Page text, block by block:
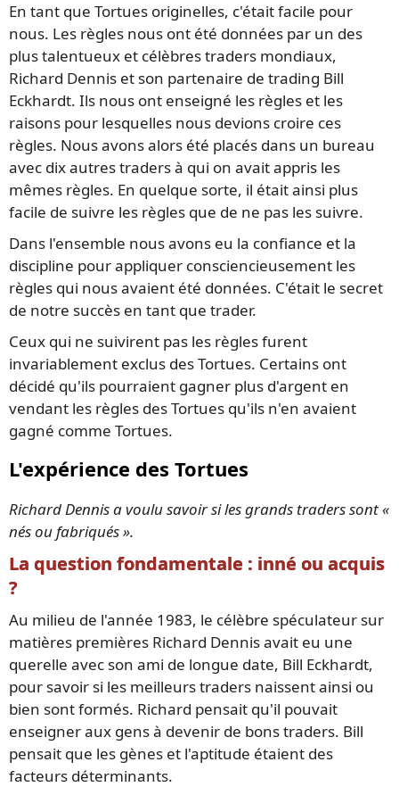
En tant que Tortues originelles, c'était facile pour
nous. Les règles nous ont été données par un des
plus talentueux et célèbres traders mondiaux,
Richard Dennis et son partenaire de trading Bill
Eckhardt. Ils nous ont enseigné les règles et les
raisons pour lesquelles nous devions croire ces
règles. Nous avons alors été placés dans un bureau
avec dix autres traders à qui on avait appris les
mêmes règles. En quelque sorte, il était ainsi plus
facile de suivre les règles que de ne pas les suivre.
Dans l'ensemble nous avons eu la confiance et la
discipline pour appliquer consciencieusement les
règles qui nous avaient été données. C'était le secret
de notre succès en tant que trader.
Ceux qui ne suivirent pas les règles furent
invariablement exclus des Tortues. Certains ont
décidé qu'ils pourraient gagner plus d'argent en
vendant les règles des Tortues qu'ils n'en avaient
gagné comme Tortues.
L'expérience des Tortues
Richard Dennis a voulu savoir si les grands traders sont «
nés ou fabriqués ».
La question fondamentale : inné ou acquis
?
Au milieu de l'année 1983, le célèbre spéculateur sur
matières premières Richard Dennis avait eu une
querelle avec son ami de longue date, Bill Eckhardt,
pour savoir si les meilleurs traders naissent ainsi ou
bien sont formés. Richard pensait qu'il pouvait
enseigner aux gens à devenir de bons traders. Bill
pensait que les gènes et l'aptitude étaient des
facteurs déterminants.